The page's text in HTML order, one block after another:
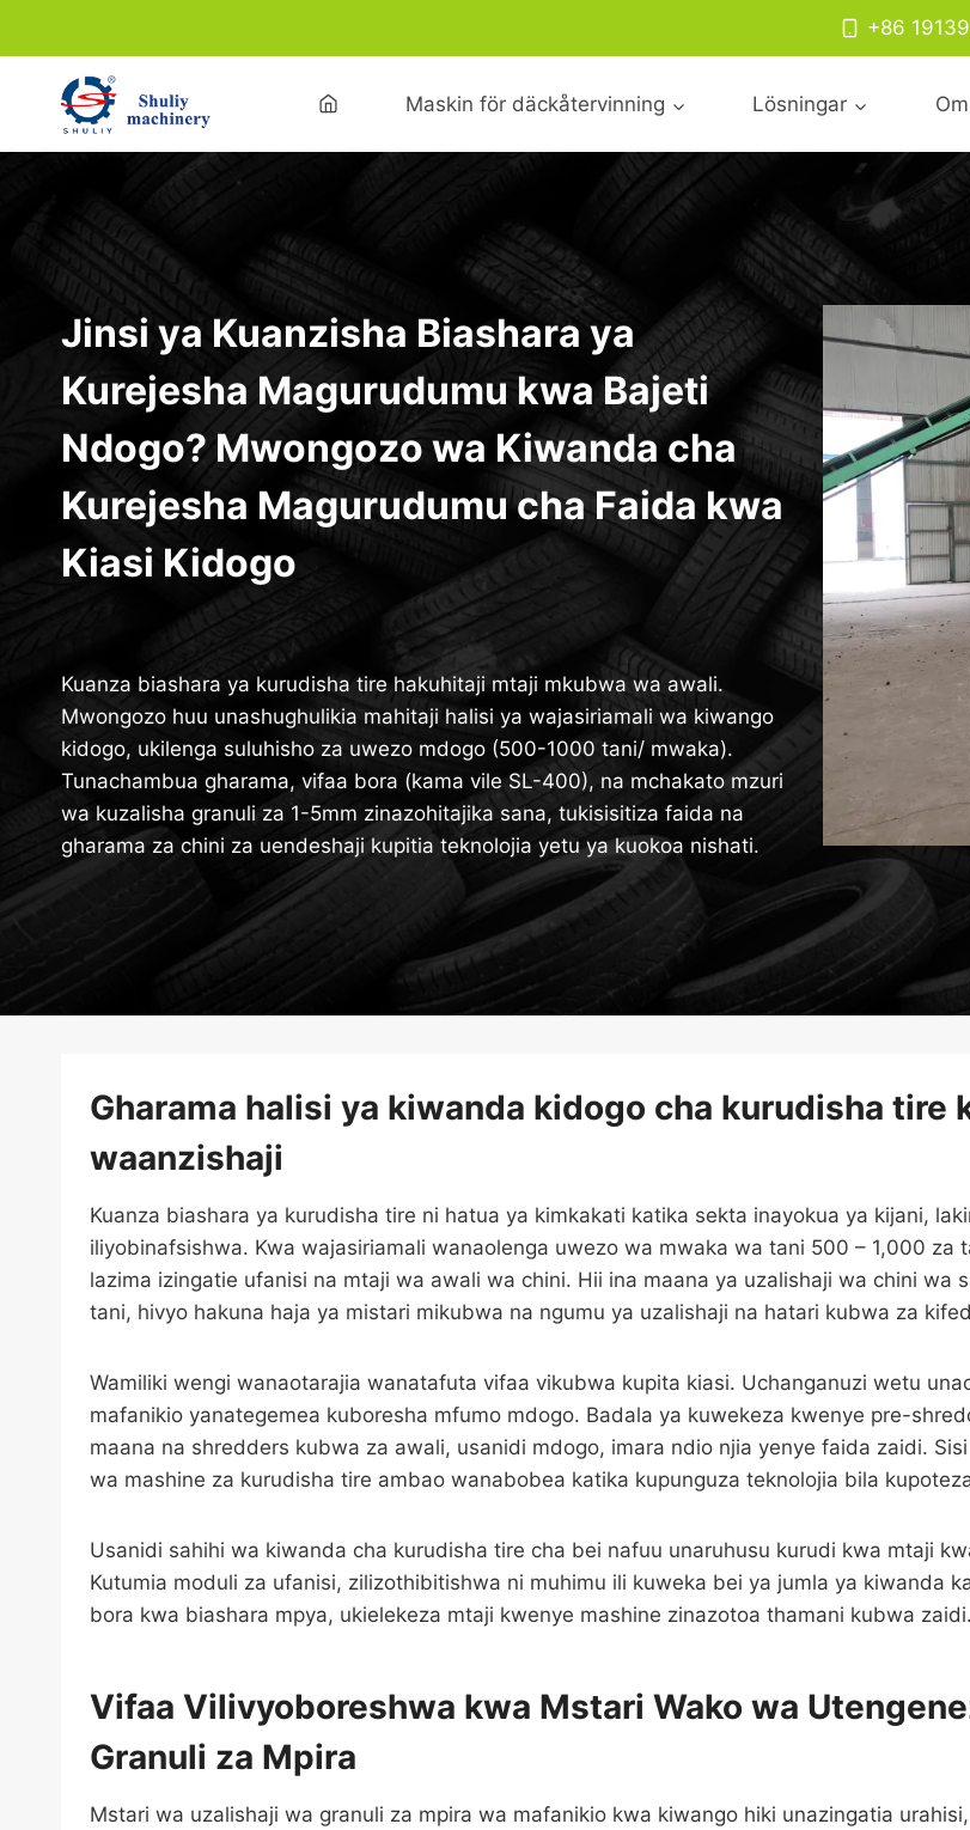
content
+86
Maskin för däckåtervinning Lösningar
Jinsi ya Kuanzisha Biashara ya
Kurejesha Magurudumu kwa Bajeti
Ndogo? Mwongozo wa Kiwanda cha
Kurejesha Magurudumu cha Faida kwa
Kiasi Kidogo
Kuanza biashara ya kurudisha tire hakuhitaji mtaji mkubwa wa awali.
Mwongozo huu unashughulikia mahitaji halisi ya wajasiriamali wa kiwango
kidogo, ukilenga suluhisho za uwezo mdogo (500-1000 tani/ mwaka).
Tunachambua gharama, vifaa bora (kama vile SL-400), na mchakato mzuri
wa kuzalisha granuli za 1-5mm zinazohitajika sana, tukisisitiza faida na
gharama za chini za uendeshaji kupitia teknolojia yetu ya kuokoa nishati.
Gharama halisi ya kiwanda kidogo cha kurudisha tire
waanzishaji
Kuanza biashara ya kurudisha tire ni hatua ya kimkakati katika sekta inayokua ya kijani,
iliyobinafsishwa. Kwa wajasiriamali wanaolenga uwezo wa mwaka wa tani 500 – 1,000 za
lazima izingatie ufanisi na mtaji wa awali wa chini. Hii ina maana ya uzalishaji wa chini wa
tani, hivyo hakuna haja ya mistari mikubwa na ngumu ya uzalishaji na hatari kubwa za
Wamiliki wengi wanaotarajia wanatafuta vifaa vikubwa kupita kiasi. Uchanganuzi wetu
mafanikio yanategemea kuboresha mfumo mdogo. Badala ya kuwekeza kwenye pre-
maana na shredders kubwa za awali, usanidi mdogo, imara ndio njia yenye faida zaidi.
wa mashine za kurudisha tire ambao wanabobea katika kupunguza teknolojia bila
Usanidi sahihi wa kiwanda cha kurudisha tire cha bei nafuu unaruhusu kurudi kwa mtaji
Kutumia moduli za ufanisi, zilizothibitishwa ni muhimu ili kuweka bei ya jumla ya kiwanda
bora kwa biashara mpya, ukielekeza mtaji kwenye mashine zinazotoa thamani kubwa zaidi.
Vifaa Vilivyoboreshwa kwa Mstari Wako wa
Granuli za Mpira
Mstari wa uzalishaji wa granuli za mpira wa mafanikio kwa kiwango hiki unazingatia